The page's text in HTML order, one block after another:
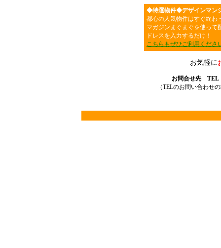
◆特選物件◆デザインマン
都心の人気物件はすぐ終わ
マガジンまぐまぐを使って
ドレスを入力するだけ！
こちらもぜひご利用くださ
お気軽に
お問合せ先 TEL
（TELのお問い合わせ